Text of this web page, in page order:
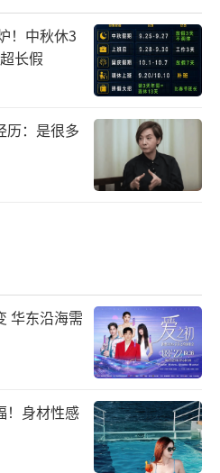
热烈，期待下一次的相
！中秋休3
长假
历：是很多
华东沿海需
！身材性感